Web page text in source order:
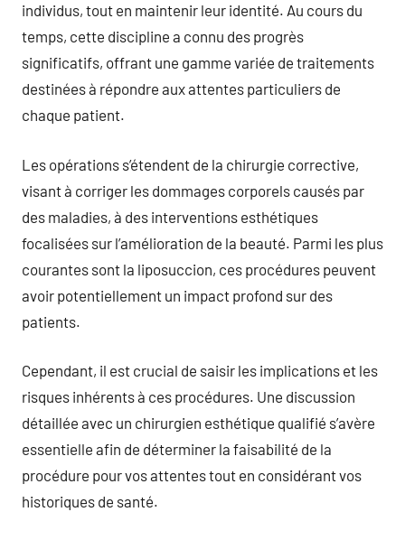
individus, tout en maintenir leur identité. Au cours du
temps, cette discipline a connu des progrès
significatifs, offrant une gamme variée de traitements
destinées à répondre aux attentes particuliers de
chaque patient.
Les opérations s’étendent de la chirurgie corrective,
visant à corriger les dommages corporels causés par
des maladies, à des interventions esthétiques
focalisées sur l’amélioration de la beauté. Parmi les plus
courantes sont la liposuccion, ces procédures peuvent
avoir potentiellement un impact profond sur des
patients.
Cependant, il est crucial de saisir les implications et les
risques inhérents à ces procédures. Une discussion
détaillée avec un chirurgien esthétique qualifié s’avère
essentielle afin de déterminer la faisabilité de la
procédure pour vos attentes tout en considérant vos
historiques de santé.